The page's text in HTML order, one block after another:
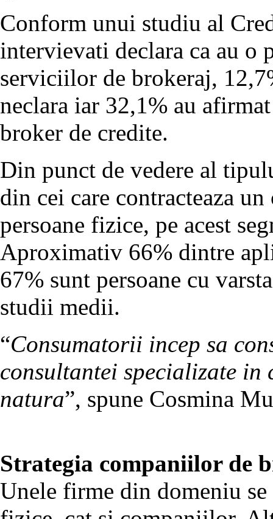
Conform unui studiu al
intervievati declara ca au o
serviciilor de brokeraj,
neclara iar 32,1% au
broker de credite.
Din punct de vedere al
din cei care contracteaza
persoane fizice, pe acest
Aproximativ 66% dintre
67% sunt persoane cu
studii medii.
“Consumatorii incep sa
consultantei specializate
natura”, spune Cosmina
Strategia companiilor de
Unele firme din domeniu se